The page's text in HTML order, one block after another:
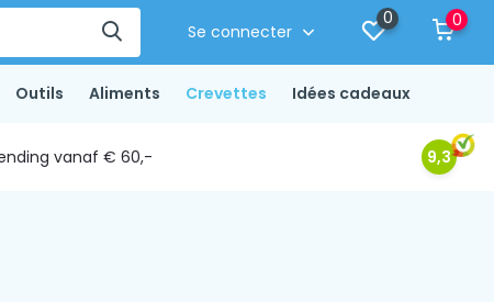
Se connecter
0 0
Outils Aliments Crevettes Idées cadeaux
vanaf € 60,- 9,3